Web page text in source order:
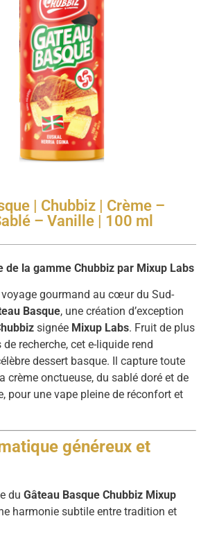
| Chubbiz | Crème –
– Vanille | 100 ml
de la gamme Chubbiz par Mixup Labs
voyage gourmand au cœur du Sud-
Basque, une création d’exception
signée Mixup Labs. Fruit de plus
recherche, cet e-liquide rend
dessert basque. Il capture toute
crème onctueuse, du sablé doré et de
pour une vape pleine de réconfort et
généreux et
du Gâteau Basque Chubbiz Mixup
harmonie subtile entre tradition et